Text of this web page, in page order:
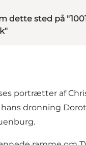
dette sted på
portrætter af
hans dronning